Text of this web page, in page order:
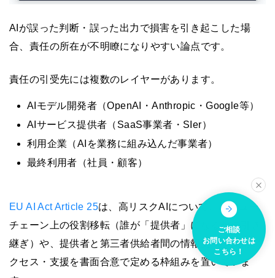
AIが誤った判断・誤った出力で損害を引き起こした場
合、責任の所在が不明瞭になりやすい論点です。
責任の引受先には複数のレイヤーがあります。
AIモデル開発者（OpenAI・Anthropic・Google等）
AIサービス提供者（SaaS事業者・SIer）
利用企業（AIを業務に組み込んだ事業者）
最終利用者（社員・顧客）
EU AI Act Article 25は、高リスクAIについて、バリュー
チェーン上の役割移転（誰が「提供者」になるかの引き
継ぎ）や、提供者と第三者供給者間の情報提供・技術ア
クセス・支援を書面合意で定める枠組みを置いていま
ご相談
お問い合わせは
こちら！